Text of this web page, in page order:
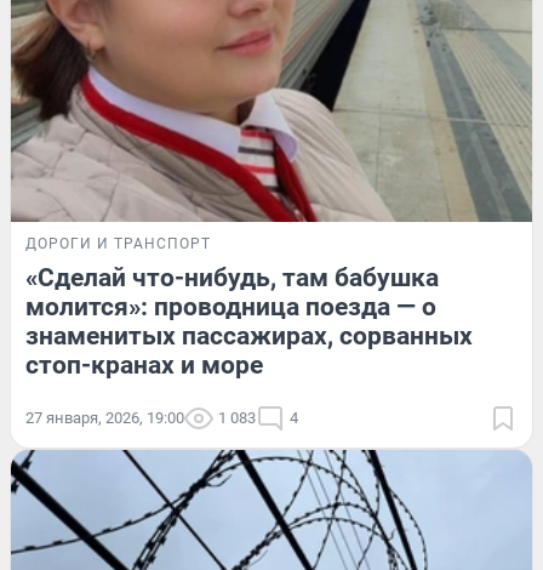
ДОРОГИ И ТРАНСПОРТ
«Сделай что-нибудь, там бабушка
молится»: проводница поезда — о
знаменитых пассажирах, сорванных
стоп-кранах и море
27 января, 2026, 19:00 1 083 4